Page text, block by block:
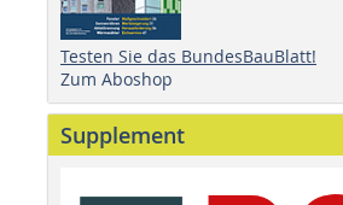
Testen Sie das BundesBauBlatt!
Zum Aboshop
Supplement